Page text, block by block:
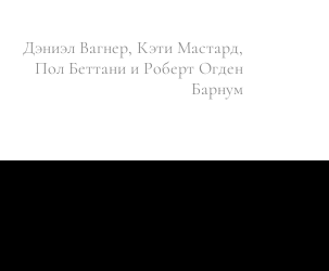
Дэниэл Вагнер, Кэти Мастард,
Пол Беттани и Роберт Огден
Барнум